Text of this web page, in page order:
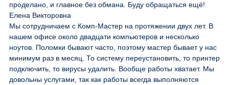
проделано, и главное без обмана. Буду обращаться ещё!
Елена Викторовна
Мы сотрудничаем с Комп-Мастер на протяжении двух лет. В
нашем офисе около двадцати компьютеров и несколько
ноутов. Поломки бывают часто, поэтому мастер бывает у нас
минимум раз в месяц. То систему переустановить, то принтер
подключить, то вирусы удалить. Вообще работы хватает. Мы
довольны услугами, так как работы всегда выполняются